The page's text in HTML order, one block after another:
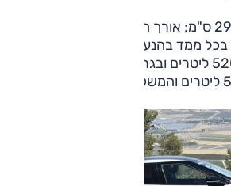
ס"מ. נפח תא המטען 520 ליטרים ובגרסת ההנעה האחורית נפח